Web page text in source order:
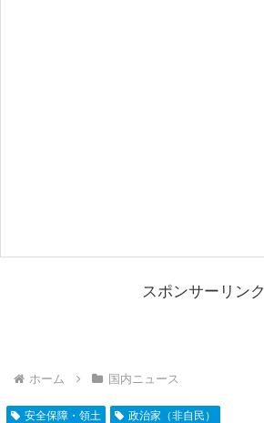
スポンサーリンク
ホーム 国内ニュース
安全保障・領土 政治家（非自民）